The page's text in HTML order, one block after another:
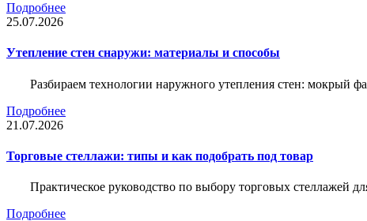
Подробнее
25.07.2026
Утепление стен снаружи: материалы и способы
Разбираем технологии наружного утепления стен: мокрый
Подробнее
21.07.2026
Торговые стеллажи: типы и как подобрать под товар
Практическое руководство по выбору торговых стеллажей
Подробнее